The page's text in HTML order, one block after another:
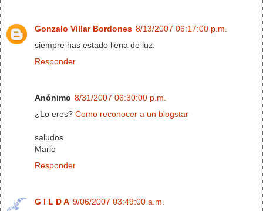
Gonzalo Villar Bordones 8/13/2007 06:17:00 p.m.
siempre has estado llena de luz.
Responder
Anónimo 8/31/2007 06:30:00 p.m.
¿Lo eres? Como reconocer a un blogstar
saludos
Mario
Responder
G I L D A 9/06/2007 03:49:00 a.m.